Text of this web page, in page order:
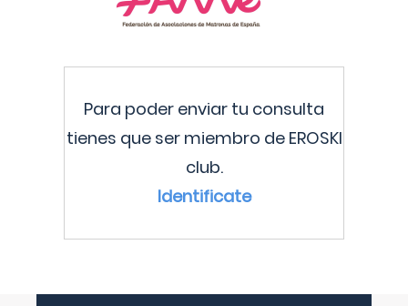
Para poder enviar tu consulta
tienes que ser miembro de EROSKI
club.
Identificate